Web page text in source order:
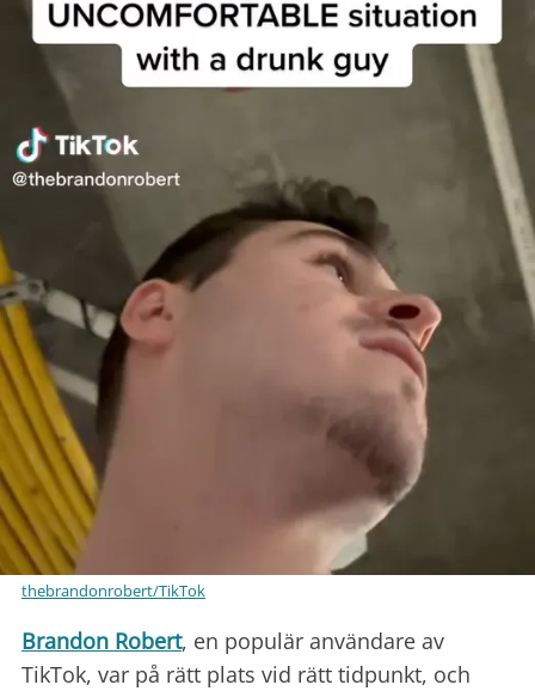
thebrandonrobert/TikTok
Brandon Robert, en populär användare av
TikTok, var på rätt plats vid rätt tidpunkt, och